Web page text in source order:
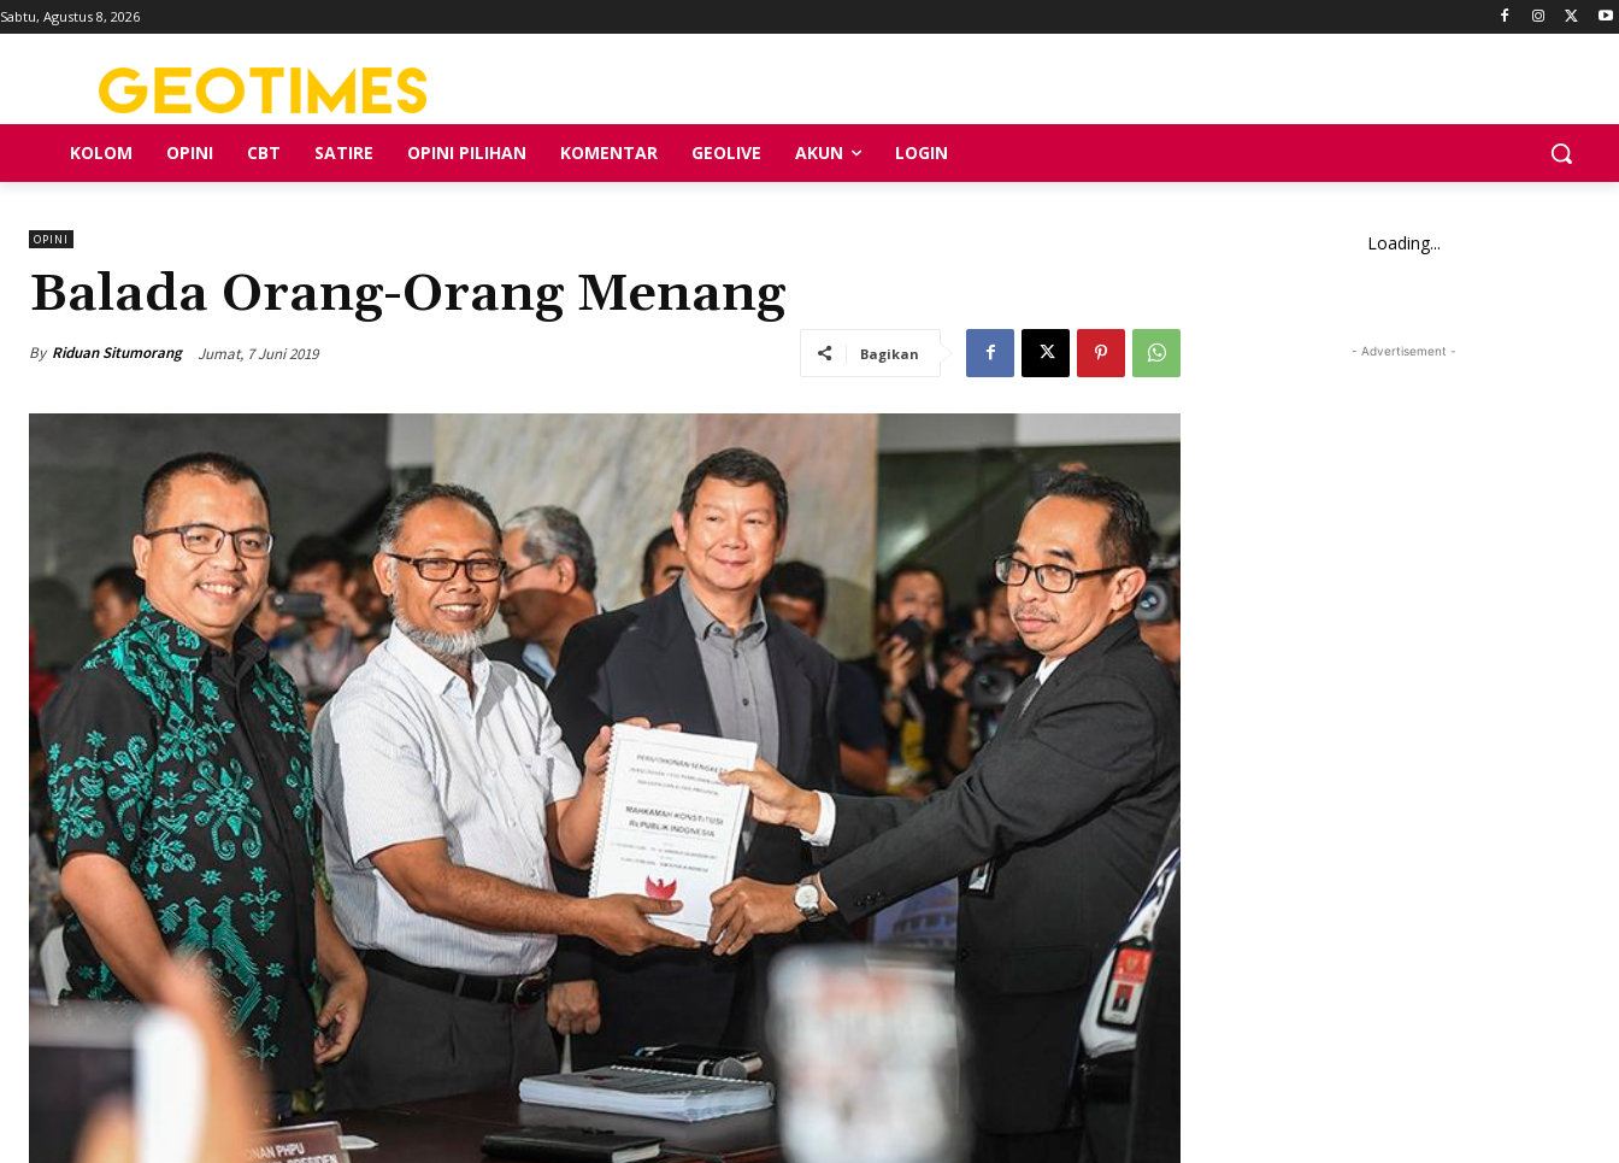
Sabtu, Agustus 8, 2026
KOLOM OPINI CBT SATIRE OPINI PILIHAN KOMENTAR GEOLIVE AKUN LOGIN
OPINI
Balada Orang-Orang Menang
By Riduan Situmorang Jumat, 7 Juni 2019 Bagikan
Loading...
- Advertisement -